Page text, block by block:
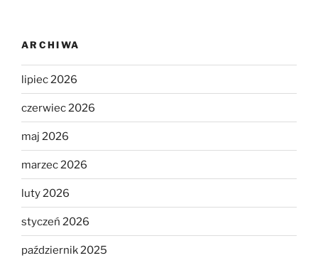
ARCHIWA
lipiec 2026
czerwiec 2026
maj 2026
marzec 2026
luty 2026
styczeń 2026
październik 2025